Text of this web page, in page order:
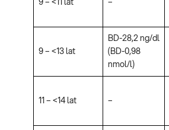
9 – <11 lat –
9 – <13 lat
BD-28,2 ng/dl
(BD-0,98
nmol/l)
11 – <14 lat –